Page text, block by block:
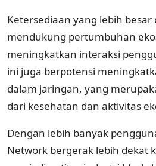
Ketersediaan yang lebih
mendukung pertumbuhan
meningkatkan interaksi
ini juga berpotensi
dalam jaringan, yang
dari kesehatan dan aktivitas
Dengan lebih banyak
Network bergerak lebih dekat